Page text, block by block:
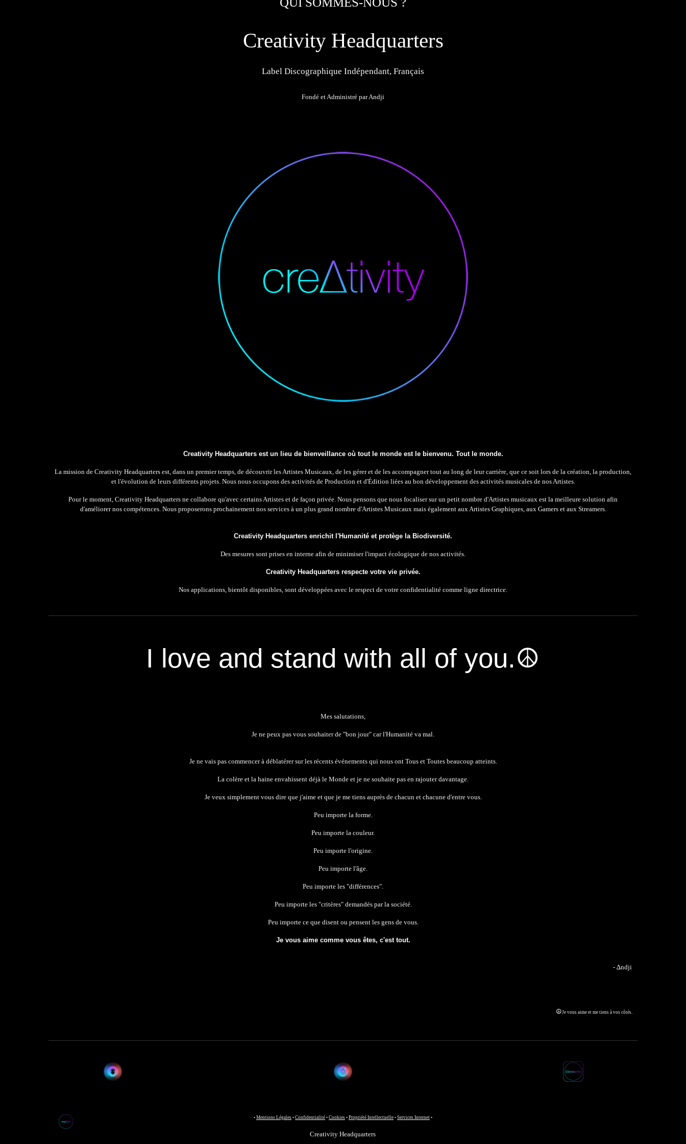
Creativity Headquarters
Label Discographique Indépendant, Français
Fondé et Administré par Andji
Creativity Headquarters est un lieu de bienveillance où tout le monde est le bienvenu. Tout le monde.
La mission de Creativity Headquarters est, dans un premier temps, de découvrir les Artistes Musicaux, de les gérer et de les accompagner tout au long de leur carrière, que ce soit lors de la création, la production,
et l'évolution de leurs différents projets. Nous nous occupons des activités de Production et d'Édition liées au bon développement des activités musicales de nos Artistes.
Pour le moment, Creativity Headquarters ne collabore qu'avec certains Artistes et de façon privée. Nous pensons que nous focaliser sur un petit nombre d'Artistes musicaux est la meilleure solution afin
d'améliorer nos compétences. Nous proposerons prochainement nos services à un plus grand nombre d'Artistes Musicaux mais également aux Artistes Graphiques, aux Gamers et aux Streamers.
Creativity Headquarters enrichit l'Humanité et protège la Biodiversité.
Des mesures sont prises en interne afin de minimiser l'impact écologique de nos activités.
Creativity Headquarters respecte votre vie privée.
Nos applications, bientôt disponibles, sont développées avec le respect de votre confidentialité comme ligne directrice.
I love and stand with all of you.☮︎
Mes salutations,
Je ne peux pas vous souhaiter de "bon jour" car l'Humanité va mal.
Je ne vais pas commencer à déblatérer sur les récents événements qui nous ontTouset Toutesbeaucoup atteints.
La colère et la haine envahissent déjà le Monde et je ne souhaite pas en rajouter davantage.​
Je veux simplement vous dire que j'aime et que je me tiens auprès de chacun et chacune d'entre vous.
Peu importe la forme.
Peu importe la couleur.
Peu importe l'origine.
Peu importe l'âge.
Peu importe les "différences".
Peu importe les "critères" demandéspar la société.
Peu importe ce que disent ou pensent les gens de vous.
Je vous aime comme vous êtes, c'est tout.
- ∆ndji
☮︎Je vous aime et me tiens à vos côtés.
• Mentions Légales• Confidentialité• Cookies• Propriété Intellectuelle• Services Internet•
Creativity Headquarters